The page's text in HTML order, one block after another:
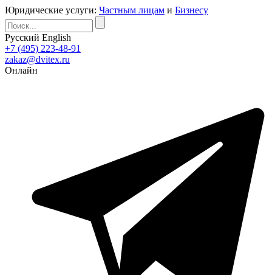
Юридические услуги: Частным лицам и Бизнесу
Русский English
+7 (495) 223-48-91
zakaz@dvitex.ru
Онлайн